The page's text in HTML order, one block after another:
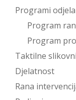
Programi
Program
Program
Taktilne
Djelatnost
Rana